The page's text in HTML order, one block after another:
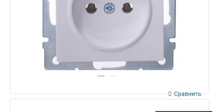
Сравнить